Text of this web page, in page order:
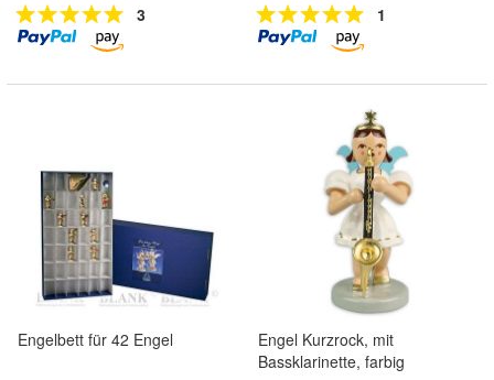
3 1
Engelbett für 42 Engel
Engel Kurzrock, mit
Bassklarinette, farbig